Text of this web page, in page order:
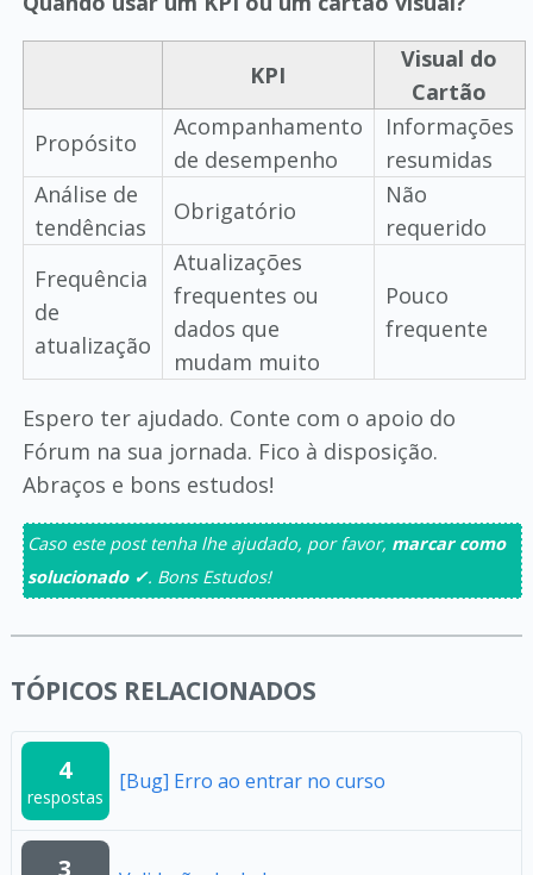
KPI
Visual do
Cartão
Propósito
Acompanhamento
de desempenho
Informações
resumidas
Análise de
tendências
Obrigatório
Não
requerido
Frequência
de
atualização
Atualizações
frequentes ou
dados que
mudam muito
Pouco
frequente
Espero ter ajudado. Conte com o apoio do
Fórum na sua jornada. Fico à disposição.
Abraços e bons estudos!
Caso este post tenha lhe ajudado, por favor, marcar como
solucionado ✓. Bons Estudos!
TÓPICOS RELACIONADOS
4
respostas
[Bug] Erro ao entrar no curso
3